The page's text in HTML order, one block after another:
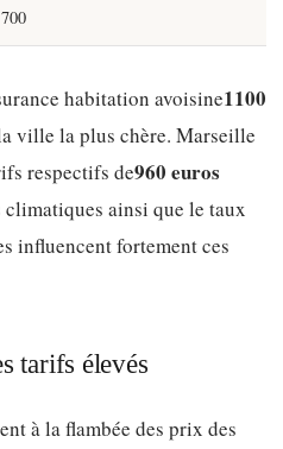
700
habitation avoisine1100
ville la plus chère. Marseille
respectifs de960 euros
ainsi que le taux
influencent fortement ces
tarifs élevés
à la flambée des prix des